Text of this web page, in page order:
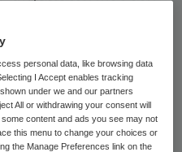
Centrum
verantwoordelijk
Care
huishoudelijke hulp
euro.
personal data, like browsing data
I Accept enables tracking
under we and our partners
All or withdrawing your consent will
content and ads you see may not
this menu to change your choices or
the Manage Preferences link on the